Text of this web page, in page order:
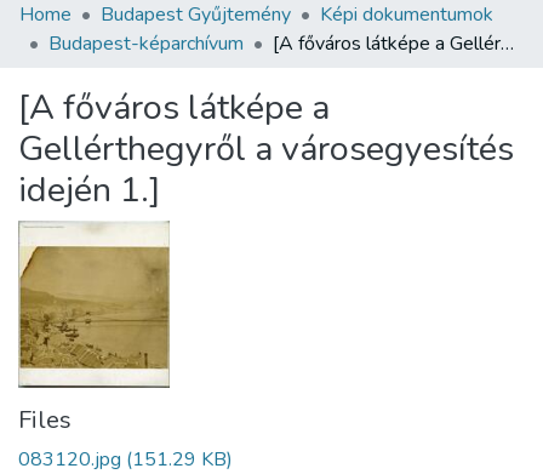
Communities & Collections
Statistics
About us
Home Budapest Gyűjtemény
Képi dokumentumok
Budapest-képarchívum
[A főváros látképe a Gellérthegyről a városegyesítés idején 1.]
[A főváros látképe a
Gellérthegyről a városegyesítés
idején 1.]
Files
083120.jpg (151.29 KB)